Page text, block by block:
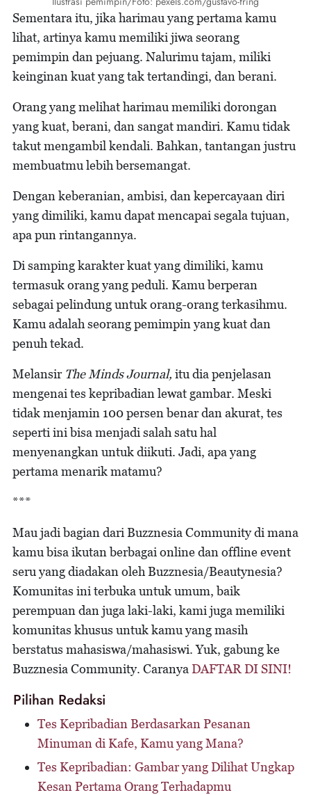
Sementara itu, jika harimau yang pertama kamu
lihat, artinya kamu memiliki jiwa seorang
pemimpin dan pejuang. Nalurimu tajam, miliki
keinginan kuat yang tak tertandingi, dan berani.
Orang yang melihat harimau memiliki dorongan
yang kuat, berani, dan sangat mandiri. Kamu tidak
takut mengambil kendali. Bahkan, tantangan justru
membuatmu lebih bersemangat.
Dengan keberanian, ambisi, dan kepercayaan diri
yang dimiliki, kamu dapat mencapai segala tujuan,
apa pun rintangannya.
Di samping karakter kuat yang dimiliki, kamu
termasuk orang yang peduli. Kamu berperan
sebagai pelindung untuk orang-orang terkasihmu.
Kamu adalah seorang pemimpin yang kuat dan
penuh tekad.
MelansirThe Minds Journal, itu dia penjelasan
mengenai tes kepribadian lewat gambar. Meski
tidak menjamin 100 persen benar dan akurat, tes
seperti ini bisa menjadi salah satu hal
menyenangkan untuk diikuti. Jadi, apa yang
pertama menarik matamu?
***
Mau jadi bagian dari Buzznesia Community di mana
kamu bisa ikutan berbagai online dan offline event
seru yang diadakan oleh Buzznesia/Beautynesia?
Komunitas ini terbuka untuk umum, baik
perempuan dan juga laki-laki, kami juga memiliki
komunitas khusus untuk kamu yang masih
berstatus mahasiswa/mahasiswi. Yuk, gabung ke
Buzznesia Community. CaranyaDAFTAR DI SINI!
Pilihan Redaksi
Tes Kepribadian Berdasarkan Pesanan
Minuman di Kafe, Kamu yang Mana?
Tes Kepribadian: Gambar yang Dilihat Ungkap
Kesan Pertama Orang Terhadapmu